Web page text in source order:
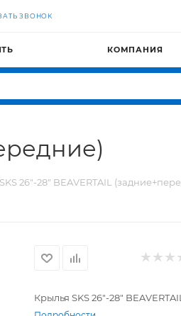
ЗВОНОК
КОМПАНИЯ
26"-28" BEAVERTAIL
Крылья SKS 26"-28"